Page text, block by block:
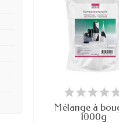
EN STOCK
Mélange à
1000g